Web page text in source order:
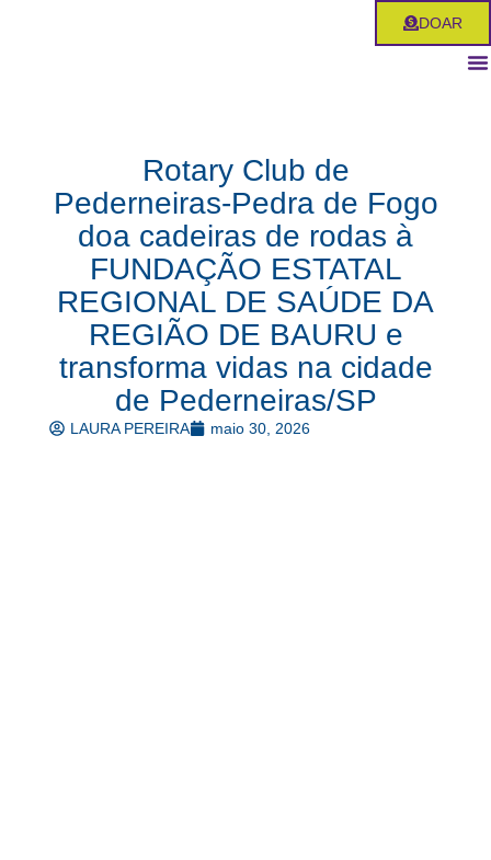
DOAR
Rotary Club de
Pederneiras-Pedra de Fogo
doa cadeiras de rodas à
FUNDAÇÃO ESTATAL
REGIONAL DE SAÚDE DA
REGIÃO DE BAURU e
transforma vidas na cidade
de Pederneiras/SP
LAURA PEREIRA maio 30, 2026